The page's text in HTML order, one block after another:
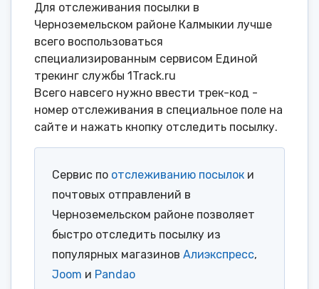
Для отслеживания посылки в
Черноземельском районе Калмыкии лучше
всего воспользоваться
специализированным сервисом Единой
трекинг службы 1Track.ru
Всего навсего нужно ввести трек-код -
номер отслеживания в специальное поле на
сайте и нажать кнопку отследить посылку.
Сервис по отслеживанию посылок и
почтовых отправлений в
Черноземельском районе позволяет
быстро отследить посылку из
популярных магазинов Алиэкспресс,
Joom и Pandao